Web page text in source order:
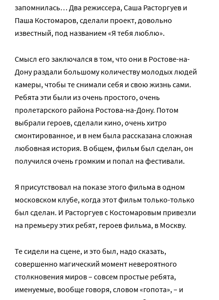
запомнилась… Два режиссера, Саша Расторгуев и
Паша Костомаров, сделали проект, довольно
известный, под названием «Я тебя люблю».
Смысл его заключался в том, что они в Ростове-на-
Дону раздали большому количеству молодых людей
камеры, чтобы те снимали себя и свою жизнь сами.
Ребята эти были из очень простого, очень
пролетарского района Ростова-на-Дону. Потом
выбрали героев, сделали кино, очень хитро
смонтированное, и в нем была рассказана сложная
любовная история. В общем, фильм был сделан, он
получился очень громким и попал на фестивали.
Я присутствовал на показе этого фильма в одном
московском клубе, когда этот фильм только-только
был сделан. И Расторгуев с Костомаровым привезли
на премьеру этих ребят, героев фильма, в Москву.
Те сидели на сцене, и это был, надо сказать,
совершенно магический момент невероятного
столкновения миров – совсем простые ребята,
именуемые, вообще говоря, словом «гопота», – и